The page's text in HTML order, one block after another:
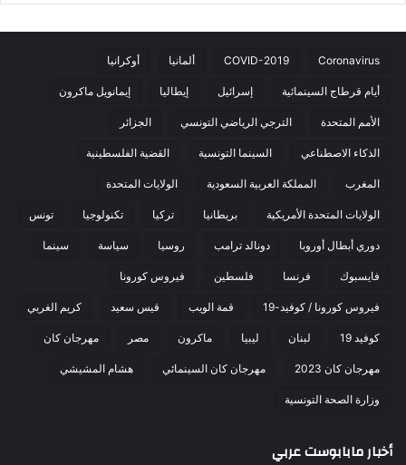
Coronavirus
COVID-2019 ألمانيا أوكرانيا
أيام قرطاج السينمائية إسرائيل إيطاليا إيمانويل ماكرون
الأمم المتحدة الترجي الرياضي التونسي الجزائر
الذكاء الاصطناعي السينما التونسية القضية الفلسطينية
المغرب المملكة العربية السعودية الولايات المتحدة
الولايات المتحدة الأمريكية بريطانيا تركيا تكنولوجيا تونس
دوري أبطال أوروبا دونالد ترامب روسيا سياسة سينما
فايسبوك فرنسا فلسطين فيروس كورونا
فيروس كورونا / كوفيد-19 قمة الويب قيس سعيد كريم الغربي
كوفيد 19 لبنان ليبيا ماكرون مصر مهرجان كان
مهرجان كان 2023 مهرجان كان السينمائي هشام المشيشي
وزارة الصحة التونسية
أخبار مابابوست عربي